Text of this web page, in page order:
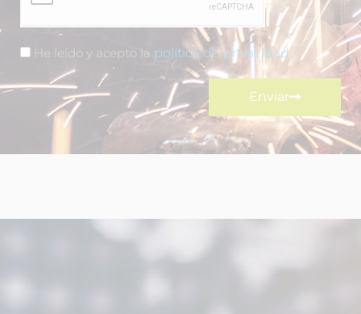
He leído y acepto la política de privacidad
Enviar